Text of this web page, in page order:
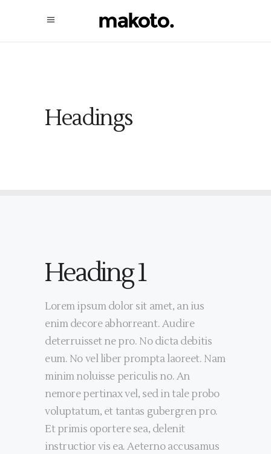
Headings
Heading 1
Lorem ipsum dolor sit amet, an ius
enim decore abhorreant. Audire
deterruisset ne pro. No dicta debitis
eum. No vel liber prompta laoreet. Nam
minim noluisse periculis no. An
nemore pertinax vel, sed in tale probo
voluptatum, et tantas gubergren pro.
Et primis oportere sea, delenit
instructior vis ea. Aeterno accusamus